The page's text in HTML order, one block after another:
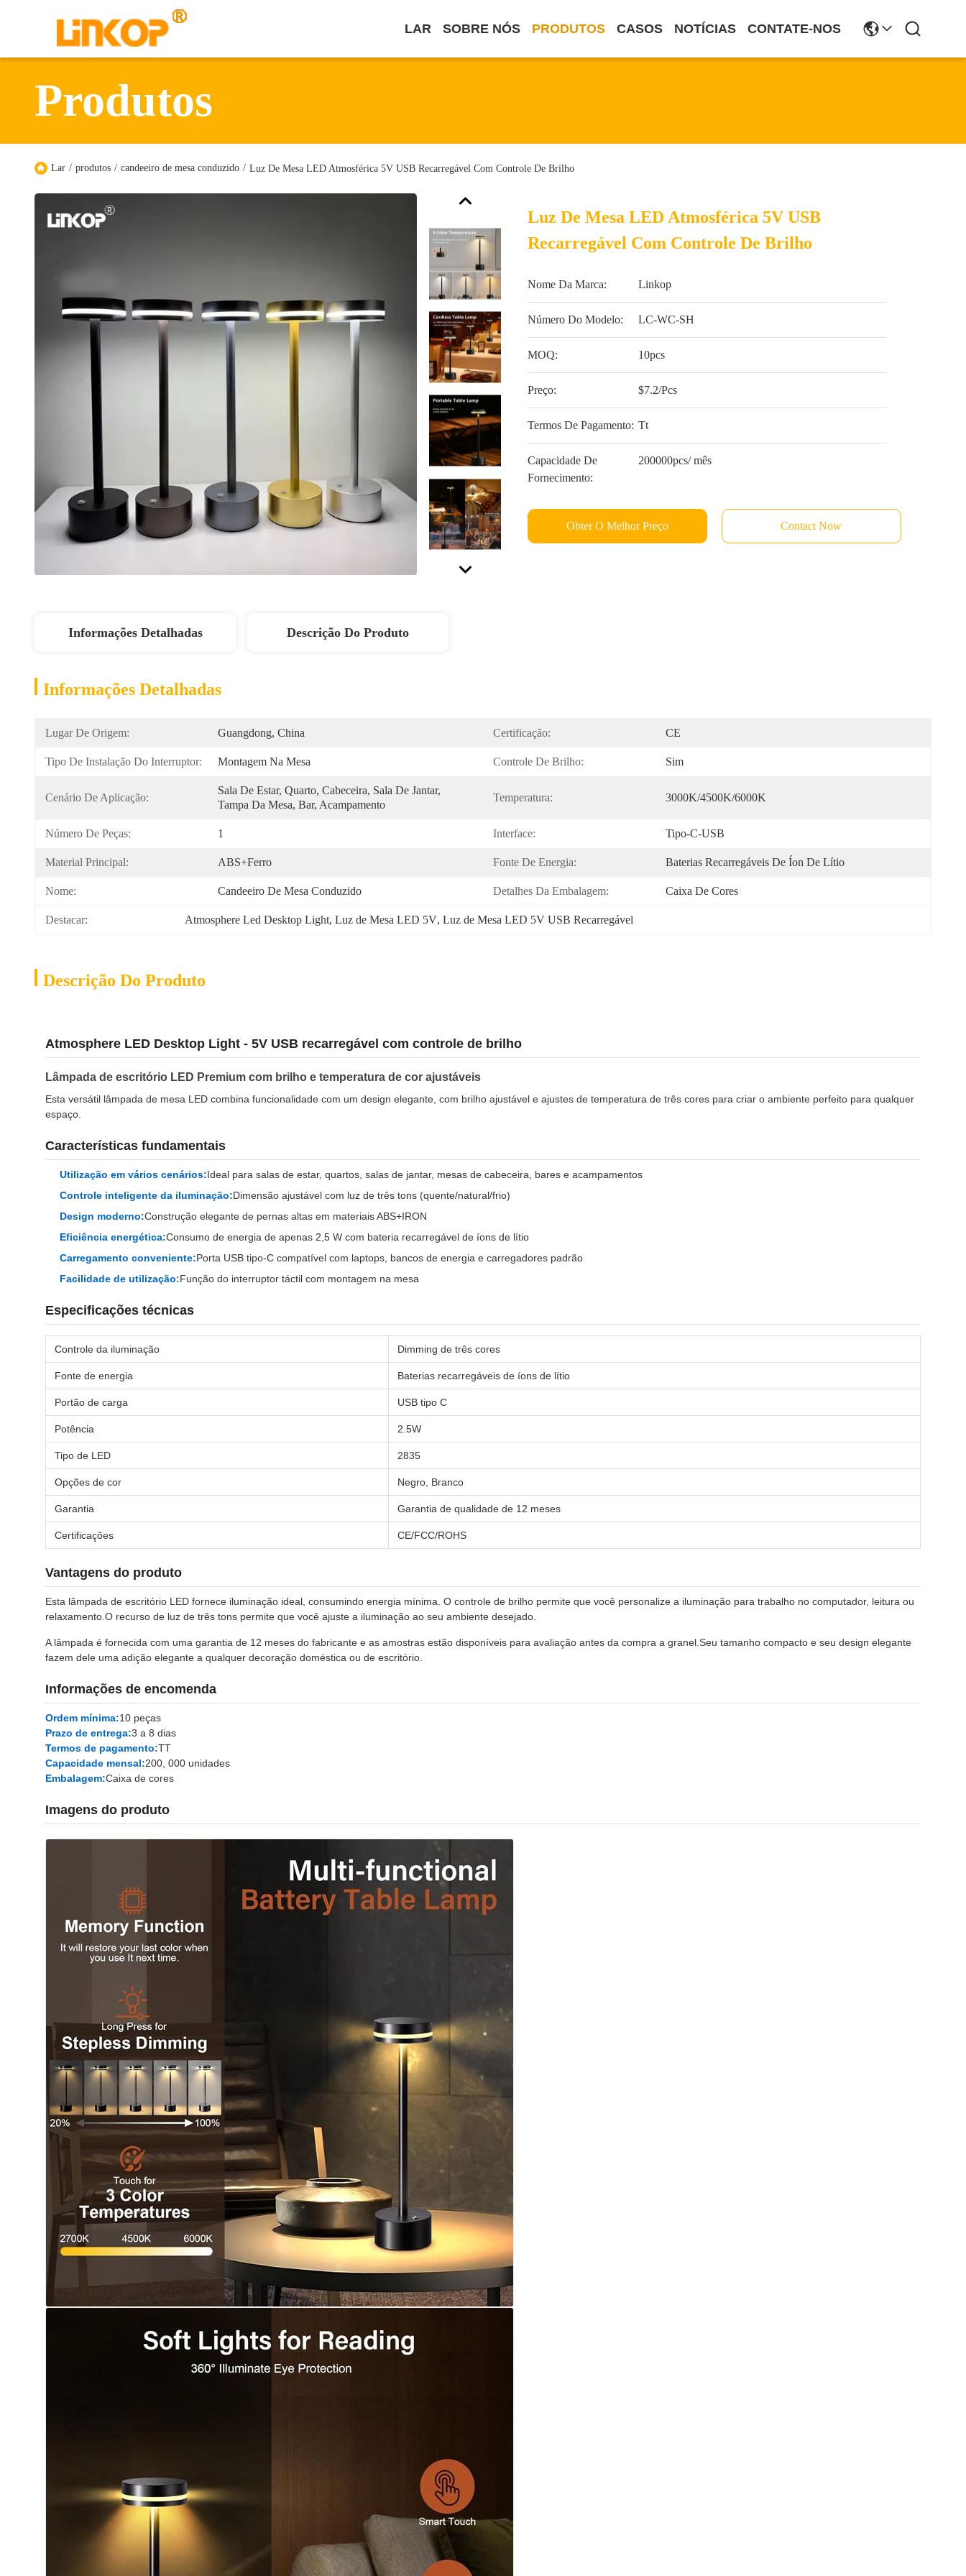
LAR SOBRE NÓS PRODUTOS CASOS NOTÍCIAS CONTATE-NOS
Produtos
Lar / produtos / candeeiro de mesa conduzido / Luz De Mesa LED Atmosférica 5V USB Recarregável Com Controle De Brilho
Luz De Mesa LED Atmosférica 5V USB
Recarregável Com Controle De Brilho
Nome Da Marca: Linkop
Número Do Modelo: LC-WC-SH
MOQ: 10pcs
Preço: $7.2/Pcs
Termos De Pagamento: Tt
Capacidade De
Fornecimento:
200000pcs/ mês
Obter O Melhor Preço Contact Now
Informações Detalhadas Descrição Do Produto
Informações Detalhadas
Lugar De Origem: Guangdong, China Certificação: CE
Tipo De Instalação Do Interruptor: Montagem Na Mesa Controle De Brilho: Sim
Cenário De Aplicação:
Sala De Estar, Quarto, Cabeceira, Sala De Jantar,
Tampa Da Mesa, Bar, Acampamento
Temperatura: 3000K/4500K/6000K
Número De Peças: 1 Interface: Tipo-C-USB
Material Principal: ABS+Ferro Fonte De Energia: Baterias Recarregáveis De Íon De Lítio
Nome: Candeeiro De Mesa Conduzido Detalhes Da Embalagem: Caixa De Cores
Destacar: Atmosphere Led Desktop Light, Luz de Mesa LED 5V, Luz de Mesa LED 5V USB Recarregável
Descrição Do Produto
Atmosphere LED Desktop Light - 5V USB recarregável com controle de brilho
Lâmpada de escritório LED Premium com brilho e temperatura de cor ajustáveis
Esta versátil lâmpada de mesa LED combina funcionalidade com um design elegante, com brilho ajustável e ajustes de temperatura de três cores para criar o ambiente perfeito para qualquer
espaço.
Características fundamentais
Utilização em vários cenários:Ideal para salas de estar, quartos, salas de jantar, mesas de cabeceira, bares e acampamentos
Controle inteligente da iluminação:Dimensão ajustável com luz de três tons (quente/natural/frio)
Design moderno:Construção elegante de pernas altas em materiais ABS+IRON
Eficiência energética:Consumo de energia de apenas 2,5 W com bateria recarregável de íons de lítio
Carregamento conveniente:Porta USB tipo-C compatível com laptops, bancos de energia e carregadores padrão
Facilidade de utilização:Função do interruptor táctil com montagem na mesa
Especificações técnicas
Controle da iluminação Dimming de três cores
Fonte de energia Baterias recarregáveis de íons de lítio
Portão de carga USB tipo C
Potência 2.5W
Tipo de LED 2835
Opções de cor Negro, Branco
Garantia Garantia de qualidade de 12 meses
Certificações CE/FCC/ROHS
Vantagens do produto
Esta lâmpada de escritório LED fornece iluminação ideal, consumindo energia mínima. O controle de brilho permite que você personalize a iluminação para trabalho no computador, leitura ou
relaxamento.O recurso de luz de três tons permite que você ajuste a iluminação ao seu ambiente desejado.
A lâmpada é fornecida com uma garantia de 12 meses do fabricante e as amostras estão disponíveis para avaliação antes da compra a granel.Seu tamanho compacto e seu design elegante
fazem dele uma adição elegante a qualquer decoração doméstica ou de escritório.
Informações de encomenda
Ordem mínima:10 peças
Prazo de entrega:3 a 8 dias
Termos de pagamento:TT
Capacidade mensal:200, 000 unidades
Embalagem:Caixa de cores
Imagens do produto